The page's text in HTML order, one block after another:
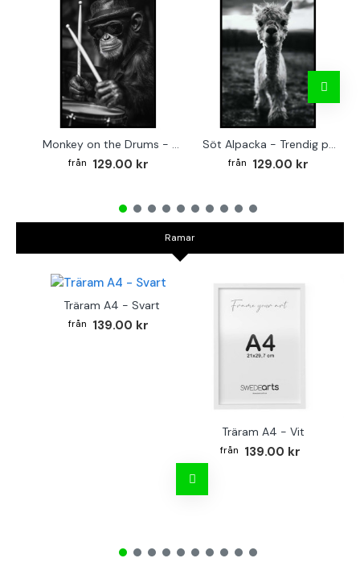
Monkey on the Drums - Trendig poster
129.00 kr
Söt Alpacka - Trendig poster
129.00 kr
Ramar
Träram A4 - Svart
139.00 kr
Träram A4 - Vit
139.00 kr